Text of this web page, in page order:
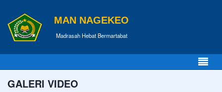
MAN NAGEKEO
Madrasah Hebat Bermartabat
GALERI VIDEO